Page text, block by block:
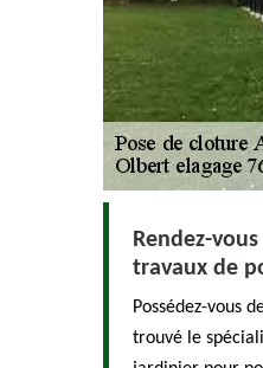
Rendez-
travaux de
Possédez-vous
trouvé le